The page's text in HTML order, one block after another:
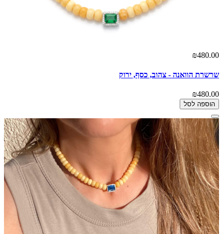
₪480.00
שרשרת הוואנה - צהוב, כסף, ירוק
₪480.00
הוספה לסל